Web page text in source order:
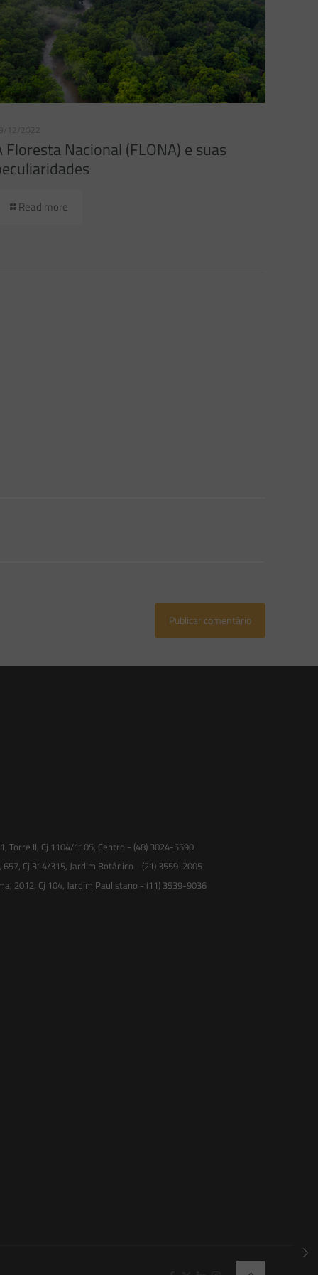
12/2022
Floresta Nacional (FLONA) e suas
Read more
Torre II, Cj 1104/1105, Centro - (48) 3024-5590
Cj 314/315, Jardim Botânico - (21) 3559-2005
2012, Cj 104, Jardim Paulistano - (11) 3539-9036